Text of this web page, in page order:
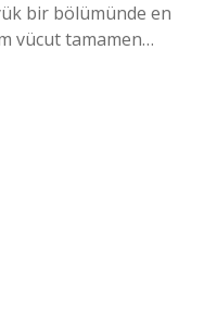
bir bölümünde en
vücut tamamen…